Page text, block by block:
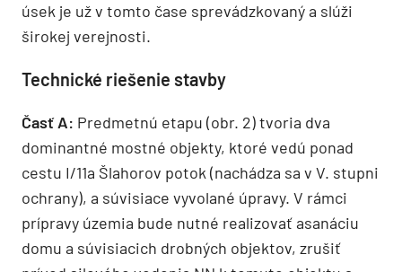
úsek je už v tomto čase sprevádzkovaný a slúži
širokej verejnosti.
Technické riešenie stavby
Časť A: Predmetnú etapu (obr. 2) tvoria dva
dominantné mostné objekty, ktoré vedú ponad
cestu I/11a Šlahorov potok (nachádza sa v V. stupni
ochrany), a súvisiace vyvolané úpravy. V rámci
prípravy územia bude nutné realizovať asanáciu
domu a súvisiacich drobných objektov, zrušiť